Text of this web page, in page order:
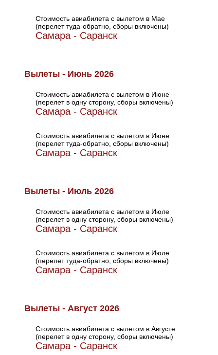
Стоимость авиабилета с вылетом в Мае
(перелет туда-обратно, сборы включены)
Самара - Саранск
Вылеты - Июнь 2026
Стоимость авиабилета с вылетом в Июне
(перелет в одну сторону, сборы включены)
Самара - Саранск
Стоимость авиабилета с вылетом в Июне
(перелет туда-обратно, сборы включены)
Самара - Саранск
Вылеты - Июль 2026
Стоимость авиабилета с вылетом в Июле
(перелет в одну сторону, сборы включены)
Самара - Саранск
Стоимость авиабилета с вылетом в Июле
(перелет туда-обратно, сборы включены)
Самара - Саранск
Вылеты - Август 2026
Стоимость авиабилета с вылетом в Августе
(перелет в одну сторону, сборы включены)
Самара - Саранск